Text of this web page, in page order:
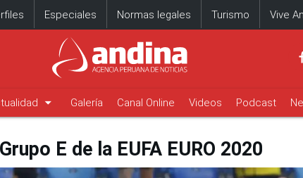
Especiales Normas legales Turismo Vive
arrow_drop_down Galería Canal Online Videos Podcast
E de la EUFA EURO 2020